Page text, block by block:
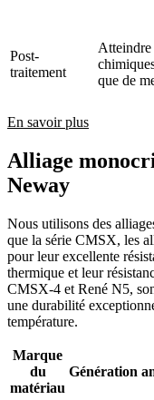
Post-
traitement
Atteindre
que de
En savoir plus
Alliage
Neway
Nous utilisons des
que la série CMSX, les
pour leur excellente
thermique et leur
CMSX-4 et René N5,
une durabilité
température.
Marque
du
matériau
Génération